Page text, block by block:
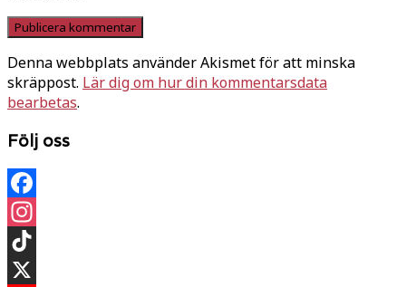
Denna webbplats använder Akismet för att minska
skräppost. Lär dig om hur din kommentarsdata
bearbetas.
Följ oss
Facebook
Instagram
TikTok